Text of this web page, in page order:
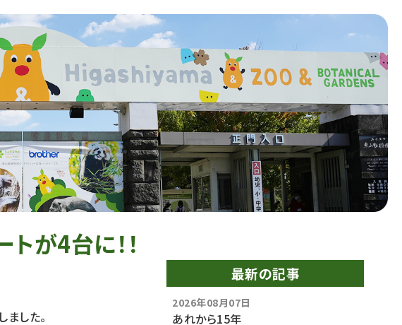
が4台に！！
ました。
最新の記事
2026年08月07日
あれから15年